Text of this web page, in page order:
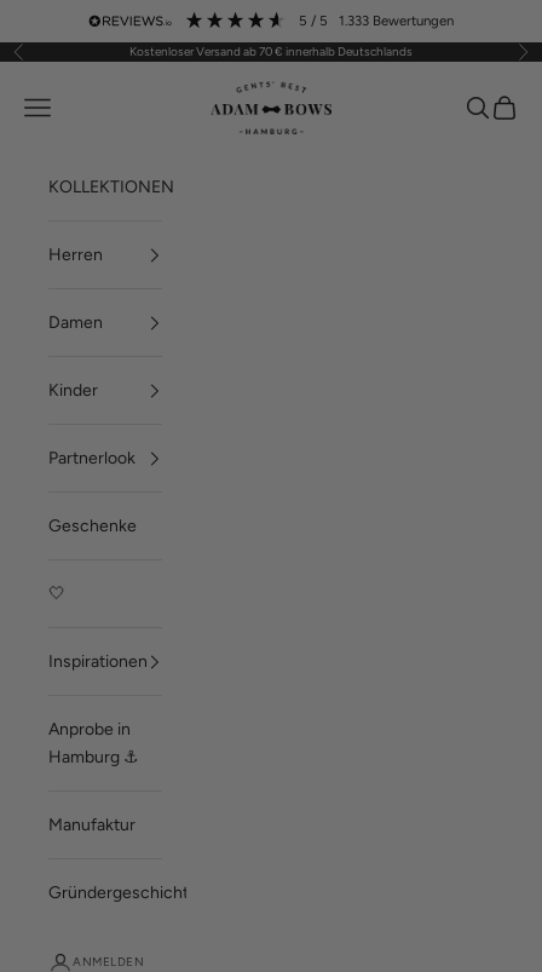
Zum Inhalt springen 5 / 5 1.333 Bewertungen
Zurück Kostenloser Versand ab 70 € innerhalb Deutschlands Vor
ADAM BOWS
Menü Suchen
KOLLEKTIONEN
Herren
Damen
Kinder
Partnerlook
Geschenke
🤍
Inspirationen
Anprobe in
Hamburg ⚓
Manufaktur
Gründergeschichte
ANMELDEN